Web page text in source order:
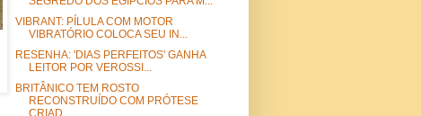
VIBRANT: PÍLULA COM MOTOR
VIBRATÓRIO COLOCA SEU IN...
RESENHA: 'DIAS PERFEITOS' GANHA
LEITOR POR VEROSSI...
BRITÂNICO TEM ROSTO
RECONSTRUÍDO COM PRÓTESE